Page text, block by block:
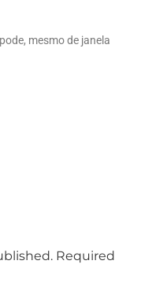
mesmo de janela
Required